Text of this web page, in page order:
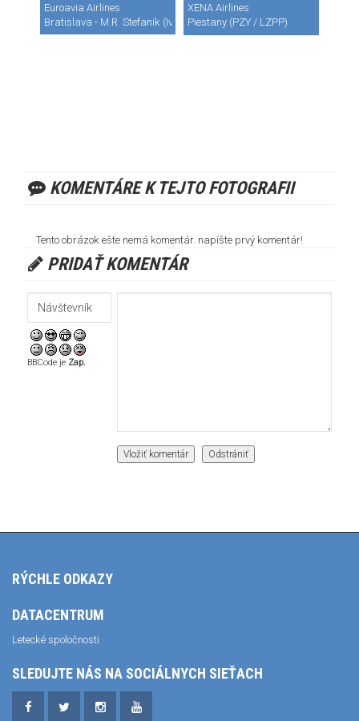
Euroavia Airlines
Bratislava - M.R. Stefanik (Ivanka) (BTS / LZIB)
XENA Airlines
Piestany (PZY / LZPP)
KOMENTÁRE K TEJTO FOTOGRAFII
Tento obrázok ešte nemá komentár. napíšte prvý komentár!
PRIDAŤ KOMENTÁR
BBCode je Zap.
RÝCHLE ODKAZY
DATACENTRUM
Letecké spoločnosti
SLEDUJTE NÁS NA SOCIÁLNYCH SIEŤACH